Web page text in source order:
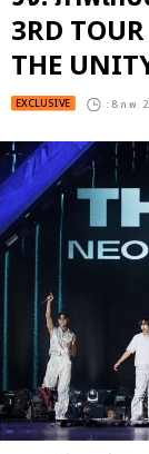
3RD
THE
EXCLUSIVE : 8 ก.พ.